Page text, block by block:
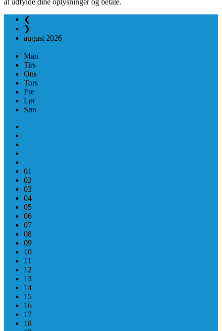
❮
❯
august 2026
Man
Tirs
Ons
Tors
Fre
Lør
Søn
01
02
03
04
05
06
07
08
09
10
11
12
13
14
15
16
17
18